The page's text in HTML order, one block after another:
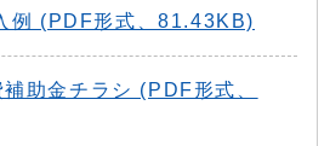
例 (PDF形式、81.43KB)
助金チラシ (PDF形式、